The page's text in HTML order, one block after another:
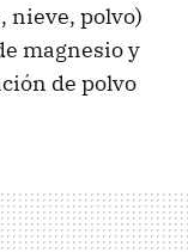
nieve, polvo)
magnesio y
de polvo